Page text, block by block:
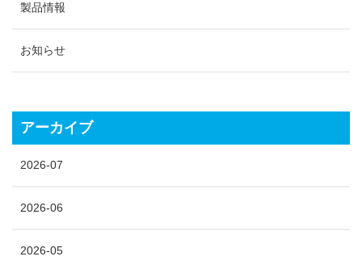
製品情報
お知らせ
アーカイブ
2026-07
2026-06
2026-05